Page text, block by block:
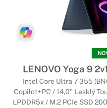
LENOVO Yoga 9
Intel Core Ultra 7 355
Copilot+PC / 14,0" Lesklý
LPDDR5x / M.2 PCIe SSD